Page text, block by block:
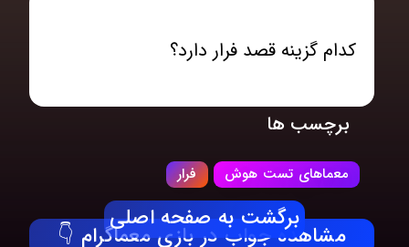
کدام‌ گزینه قصد فرار دارد؟
برچسب ها
معماهای تست هوش فرار
مشاهده جواب در بازی معماگرام 👇
برگشت به صفحه اصلی